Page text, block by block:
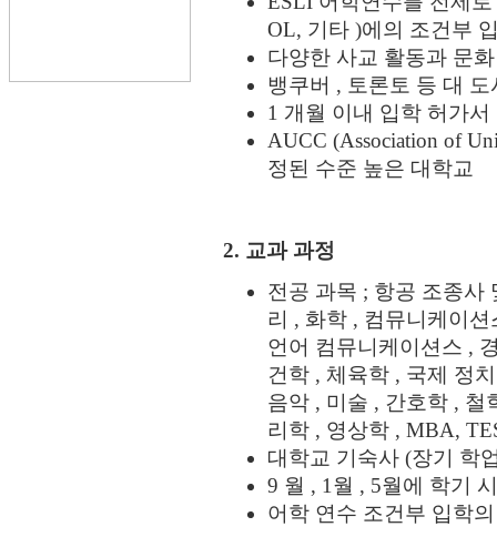
OL, 기타 )에의 조건부
다양한 사교 활동과 문
뱅쿠버 , 토론토 등 대
1 개월 이내 입학 허가
AUCC (Association of
정된 수준 높은 대학교
2. 교과 과정
전공 과목 ; 항공 조종사
리 , 화학 , 컴뮤니케이션
언어 컴뮤니케이션스 ,
건학 , 체육학 , 국제 정
음악 , 미술 , 간호학 , 철
리학 , 영상학 , MBA,
대학교 기숙사 (장기 학
9 월 , 1월 , 5월에 학기
어학 연수 조건부 입학